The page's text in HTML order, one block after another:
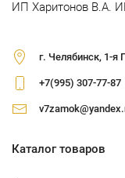
ИП Харитонов В.А.
г. Челябинск, 1-я
+7(995) 307-77-87
Каталог товаров